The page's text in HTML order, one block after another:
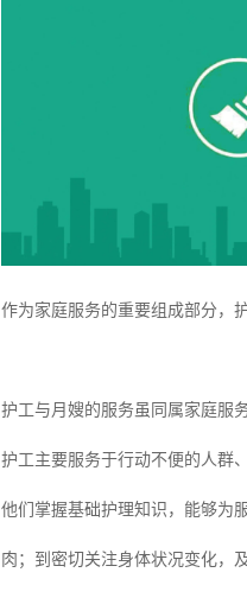
作为家庭服务的重要组成部分，
护工与月嫂的服务虽同属家庭服
护工主要服务于行动不便的人群
他们掌握基础护理知识，能够为
肉；到密切关注身体状况变化，